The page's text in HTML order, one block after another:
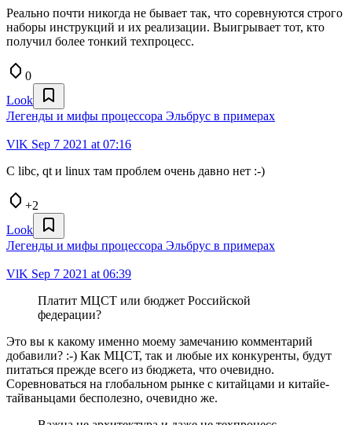
Реально почти никогда не бывает так, что соревнуются строго
наборы инструкций и их реализации. Выигрывает тот, кто
получил более тонкий техпроцесс.
0
Look
Легенды и мифы процессора Эльбрус в примерах
VlK Sep 7 2021 at 07:16
С libc, qt и linux там проблем очень давно нет :-)
+2
Look
Легенды и мифы процессора Эльбрус в примерах
VlK Sep 7 2021 at 06:39
Платит МЦСТ или бюджет Российской
федерации?
Это вы к какому именно моему замечанию комментарий
добавили? :-) Как МЦСТ, так и любые их конкуренты, будут
питаться прежде всего из бюджета, что очевидно.
Соревноваться на глобальном рынке с китайцами и китайе-
тайваньцами бесполезно, очевидно же.